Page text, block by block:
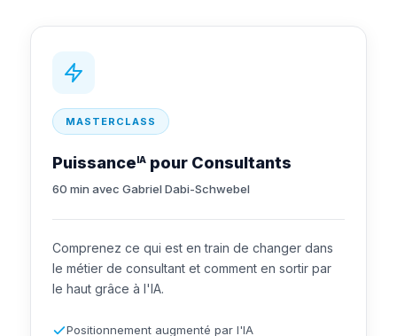
MASTERCLASS
Puissance IA pour Consultants
60 min avec Gabriel Dabi-Schwebel
Comprenez ce qui est en train de changer dans
le métier de consultant et comment en sortir par
le haut grâce à l'IA.
Positionnement augmenté par l'IA